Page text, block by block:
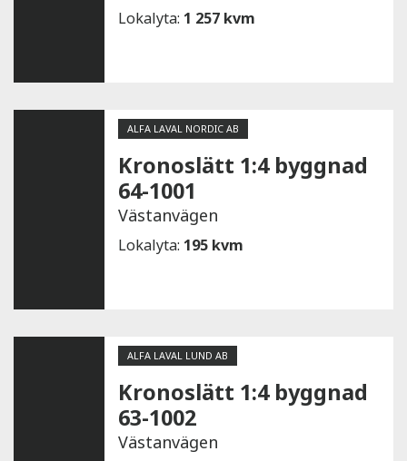
Lokalyta: 1 257 kvm
ALFA LAVAL NORDIC AB
Kronoslätt 1:4 byggnad
64-1001
Västanvägen
Lokalyta: 195 kvm
ALFA LAVAL LUND AB
Kronoslätt 1:4 byggnad
63-1002
Västanvägen